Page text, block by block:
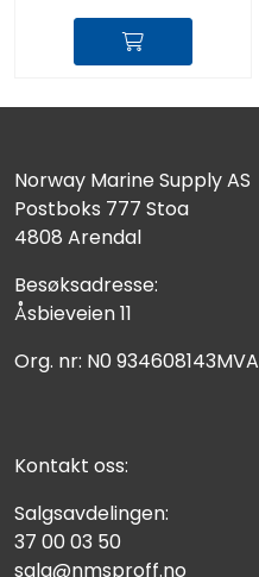
Norway Marine Supply AS
Postboks 777 Stoa
4808 Arendal
Besøksadresse:
Åsbieveien 11
Org. nr: N0 934608143MVA
Kontakt oss:
Salgsavdelingen:
37 00 03 50
salg@nmsproff.no